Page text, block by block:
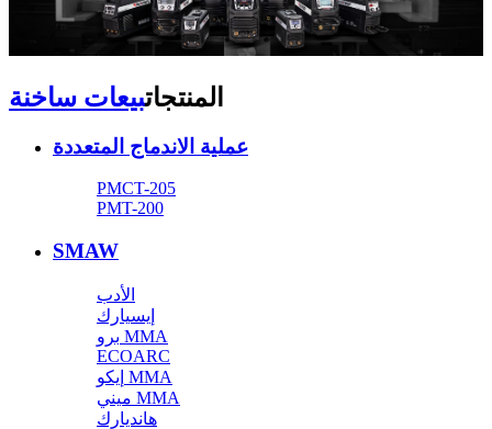
المنتجاتبيعات ساخنة
عملية الاندماج المتعددة
PMCT-205
PMT-200
SMAW
الأدب
إيسيارك
برو MMA
ECOARC
إيكو MMA
ميني MMA
هانديارك